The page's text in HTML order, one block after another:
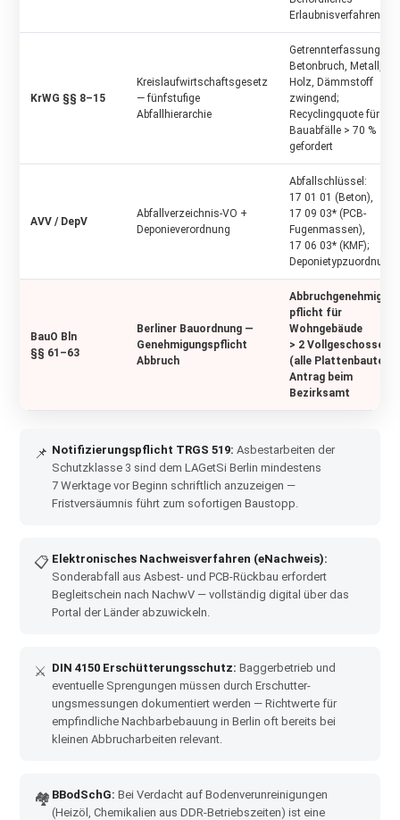
Erlaubnisverfahren
KrWG §§ 8–15
Kreislaufwirtschaftsgesetz
— fünfstufige
Abfallhierarchie
Getrennterfassung von
Betonbruch, Metall,
Holz, Dämmstoff
zwingend;
Recyclingquote für
Bau­abfälle > 70 %
gefordert
AVV / DepV
Abfallverzeichnis-VO +
Deponieverordnung
Abfallschlüssel:
17 01 01 (Beton),
17 09 03* (PCB-
Fugenmassen),
17 06 03* (KMF);
Deponietyp­zuordnung
BauO Bln
§§ 61–63
Berliner Bauordnung —
Genehmigungspflicht
Abbruch
Abbruchgenehmigung
pflicht für
Wohngebäude
> 2 Vollgeschosse
(alle Plattenbauten);
Antrag beim
Bezirksamt
📌 Notifizierungspflicht TRGS 519: Asbestarbeiten der
Schutzklasse 3 sind dem LAGetSi Berlin mindestens
7 Werktage vor Beginn schriftlich anzuzeigen —
Fristversäumnis führt zum sofortigen Baustopp.
📋 Elektronisches Nachweisverfahren (eNachweis):
Sonderabfall aus Asbest- und PCB-Rückbau erfordert
Begleitschein nach NachwV — vollständig digital über das
Portal der Länder abzuwickeln.
⚔ DIN 4150 Erschütterungsschutz: Bagger­betrieb und
eventuelle Sprengungen müssen durch Erschutter­
ungsmessungen dokumentiert werden — Richtwerte für
empfindliche Nachbarbebauung in Berlin oft bereits bei
kleinen Abbrucharbeiten relevant.
🏘 BBodSchG: Bei Verdacht auf Bodenverunreinigungen
(Heizöl, Chemikalien aus DDR-Betriebszeiten) ist eine